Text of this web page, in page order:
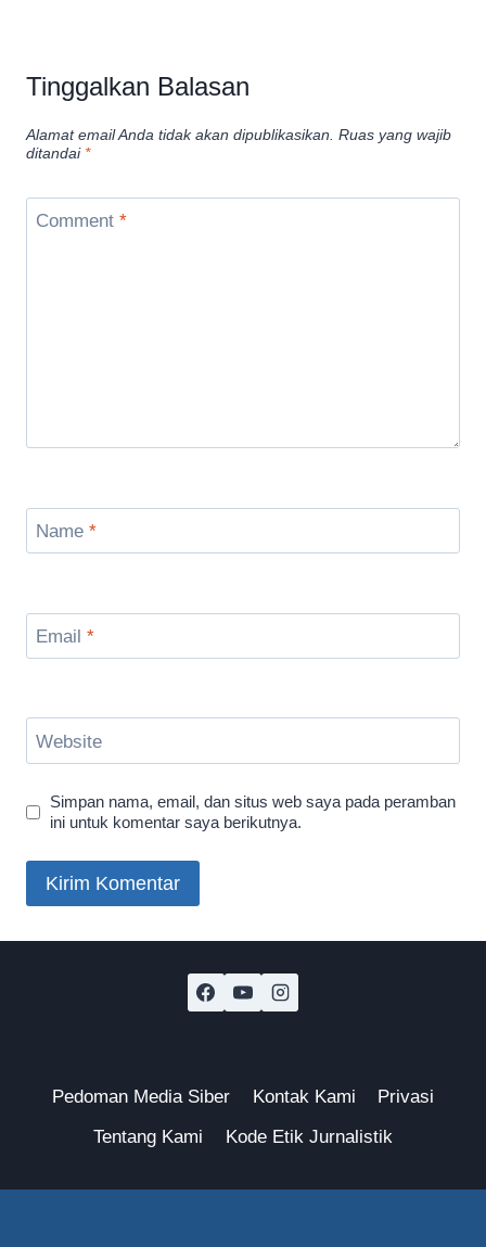
Tinggalkan Balasan
Alamat email Anda tidak akan dipublikasikan. Ruas yang wajib
ditandai *
Comment *
Name *
Email *
Website
Simpan nama, email, dan situs web saya pada peramban
ini untuk komentar saya berikutnya.
Pedoman Media Siber Kontak Kami
Privasi
Tentang Kami
Kode Etik Jurnalistik